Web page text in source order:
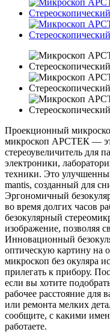
Проекционный
микроскоп АРСТЕК —
стереоувеличитель для
электроники,
техники. Это
mantis, созданный для
Эргономичный
во время долгих часов
безокулярный
изображение, позволяя
Инновационный
оптическую картину на
микроскоп без окуляра
прилегать к прибору.
если вы хотите
рабочее расстояние для
или ремонта мелких
сообщите, с какими
работаете.